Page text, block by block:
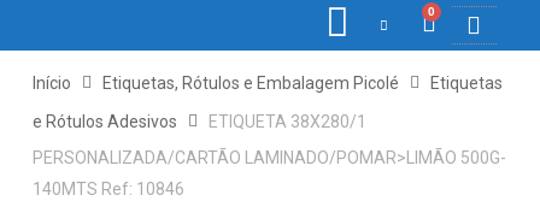
0
Início Etiquetas, Rótulos e Embalagem Picolé
Etiquetas
e Rótulos Adesivos
ETIQUETA 38X280/1
PERSONALIZADA/CARTÃO LAMINADO/POMAR>LIMÃO 500G-
140MTS Ref: 10846